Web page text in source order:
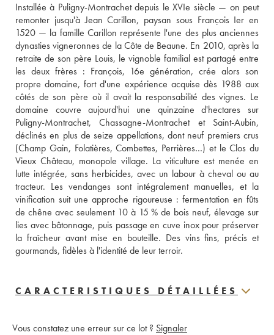
Installée à Puligny-Montrachet depuis le XVIe siècle — on peut
remonter jusqu'à Jean Carillon, paysan sous François Ier en
1520 — la famille Carillon représente l'une des plus anciennes
dynasties vigneronnes de la Côte de Beaune. En 2010, après la
retraite de son père Louis, le vignoble familial est partagé entre
les deux frères : François, 16e génération, crée alors son
propre domaine, fort d'une expérience acquise dès 1988 aux
côtés de son père où il avait la responsabilité des vignes. Le
domaine couvre aujourd'hui une quinzaine d'hectares sur
Puligny-Montrachet, Chassagne-Montrachet et Saint-Aubin,
déclinés en plus de seize appellations, dont neuf premiers crus
(Champ Gain, Folatières, Combettes, Perrières…) et le Clos du
Vieux Château, monopole village. La viticulture est menée en
lutte intégrée, sans herbicides, avec un labour à cheval ou au
tracteur. Les vendanges sont intégralement manuelles, et la
vinification suit une approche rigoureuse : fermentation en fûts
de chêne avec seulement 10 à 15 % de bois neuf, élevage sur
lies avec bâtonnage, puis passage en cuve inox pour préserver
la fraîcheur avant mise en bouteille. Des vins fins, précis et
gourmands, fidèles à l'identité de leur terroir.
CARACTERISTIQUES DÉTAILLÉES
Vous constatez une erreur sur ce lot ? Signaler